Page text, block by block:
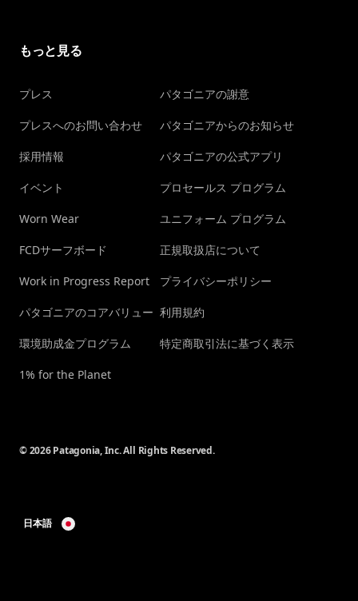
もっと見る
プレス
プレスへのお問い合わせ
採用情報
イベント
Worn Wear
FCDサーフボード
Work in Progress Report
パタゴニアのコアバリュー
環境助成金プログラム
1% for the Planet
パタゴニアの謝意
パタゴニアからのお知らせ
パタゴニアの公式アプリ
プロセールス プログラム
ユニフォーム プログラム
正規取扱店について
プライバシーポリシー
利用規約
特定商取引法に基づく表示
© 2026 Patagonia, Inc. All Rights Reserved.
日本語